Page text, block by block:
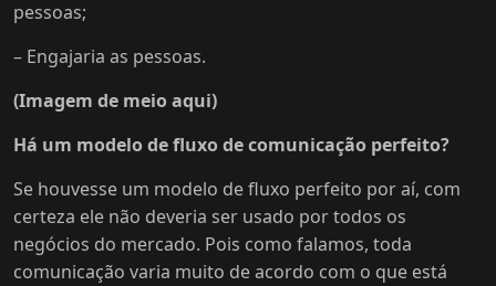
pessoas;
– Engajaria as pessoas.
(Imagem de meio aqui)
Há um modelo de fluxo de comunicação perfeito?
Se houvesse um modelo de fluxo perfeito por aí, com
certeza ele não deveria ser usado por todos os
negócios do mercado. Pois como falamos, toda
comunicação varia muito de acordo com o que está